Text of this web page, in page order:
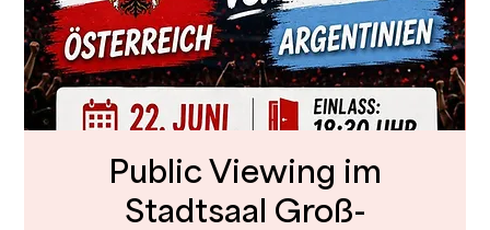
Public Viewing im
Stadtsaal Groß-